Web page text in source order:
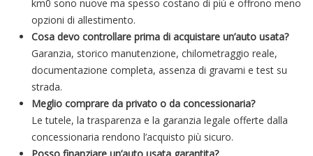
km0 sono nuove ma spesso costano di più e offrono meno
opzioni di allestimento.
Cosa devo controllare prima di acquistare un’auto usata?
Garanzia, storico manutenzione, chilometraggio reale,
documentazione completa, assenza di gravami e test su
strada.
Meglio comprare da privato o da concessionaria?
Le tutele, la trasparenza e la garanzia legale offerte dalla
concessionaria rendono l’acquisto più sicuro.